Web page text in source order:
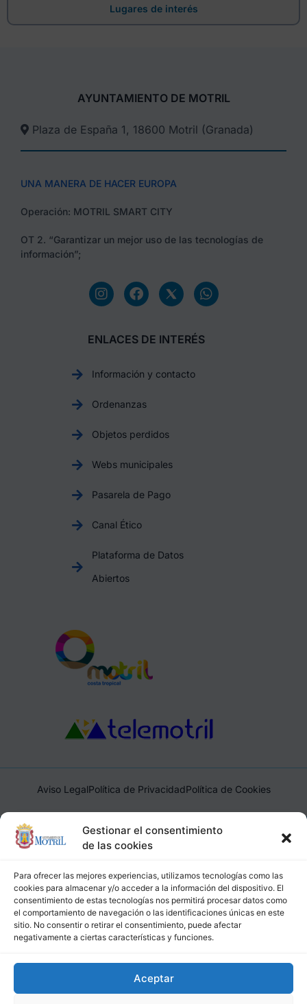
Gestionar el consentimiento
de las cookies
Para ofrecer las mejores experiencias, utilizamos tecnologías como las
cookies para almacenar y/o acceder a la información del dispositivo. El
consentimiento de estas tecnologías nos permitirá procesar datos como
el comportamiento de navegación o las identificaciones únicas en este
sitio. No consentir o retirar el consentimiento, puede afectar
negativamente a ciertas características y funciones.
Aceptar
Lugares de interés
AYUNTAMIENTO DE MOTRIL
Plaza de España 1, 18600 Motril (Granada)​
UNA MANERA DE HACER EUROPA
Operación: MOTRIL SMART CITY
OT 2. “Garantizar un mejor uso de las tecnologías de
información”;
ENLACES DE INTERÉS
Información y contacto
Ordenanzas
Objetos perdidos
Webs municipales
Pasarela de Pago
Canal Ético
Plataforma de Datos
Abiertos
Aviso LegalPolítica de PrivacidadPolítica de Cookies
Ayuntamiento de Motril, Plaza de España, 1, 18600, Motril,
(Granada), CIF: P1814200J, DIR3: L01181400